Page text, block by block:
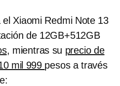
Xiaomi Redmi Note 13
de 12GB+512GB
, mientras su precio de
mil 999 pesos a través